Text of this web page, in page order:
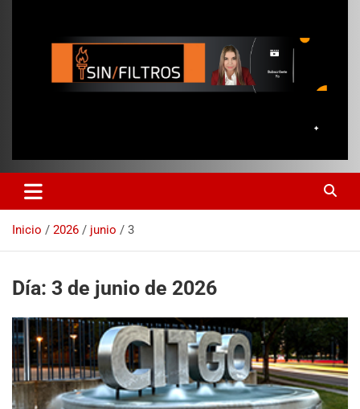
Inicio 2026 junio 3
Día: 3 de junio de 2026